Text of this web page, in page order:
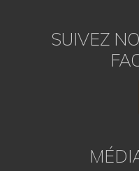
SUIVEZ